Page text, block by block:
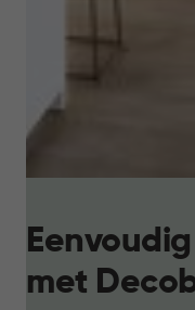
met